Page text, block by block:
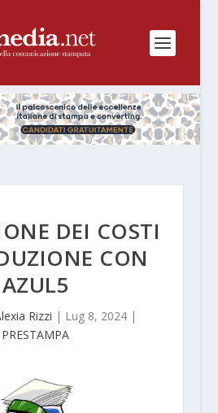
DEI COSTI
CON
AZUL5
Rizzi | Lug 8, 2024|
PRESTAMPA